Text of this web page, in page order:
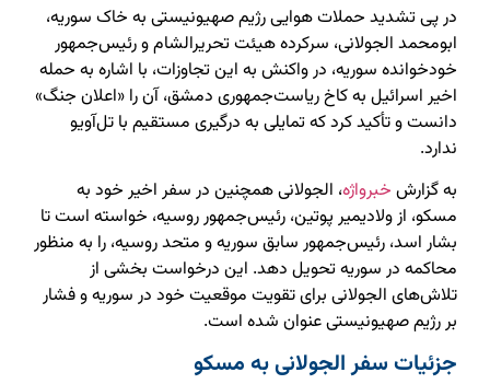
در پی تشدید حملات هوایی رژیم صهیونیستی به خاک سوریه،
ابومحمد الجولانی، سرکرده هیئت تحریرالشام و رئیس‌جمهور
خودخوانده سوریه، در واکنش به این تجاوزات، با اشاره به حمله
اخیر اسرائیل به کاخ ریاست‌جمهوری دمشق، آن را «اعلان جنگ»
دانست و تأکید کرد که تمایلی به درگیری مستقیم با تل‌آویو
ندارد.
به گزارش خبرواژه، الجولانی همچنین در سفر اخیر خود به
مسکو، از ولادیمیر پوتین، رئیس‌جمهور روسیه، خواسته است تا
بشار اسد، رئیس‌جمهور سابق سوریه و متحد روسیه، را به منظور
محاکمه در سوریه تحویل دهد. این درخواست بخشی از
تلاش‌های الجولانی برای تقویت موقعیت خود در سوریه و فشار
بر رژیم صهیونیستی عنوان شده است.
جزئیات سفر الجولانی به مسکو